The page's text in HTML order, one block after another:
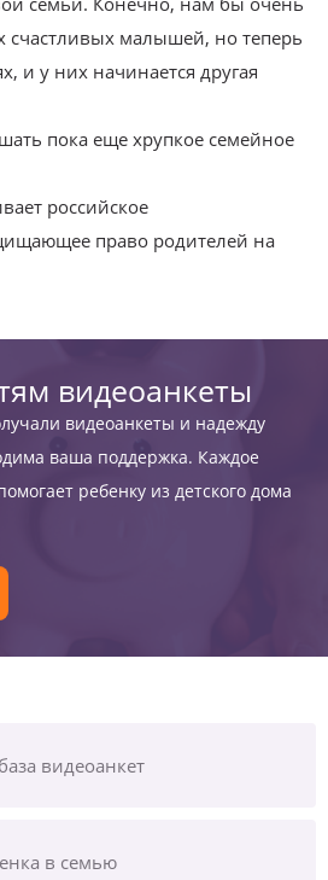
счастливых малышей, но теперь
и у них начинается другая
пока еще хрупкое семейное
российское
право родителей на
видеоанкеты
видеоанкеты и надежду
ваша поддержка. Каждое
ребенку из детского дома
видеоанкет
в семью